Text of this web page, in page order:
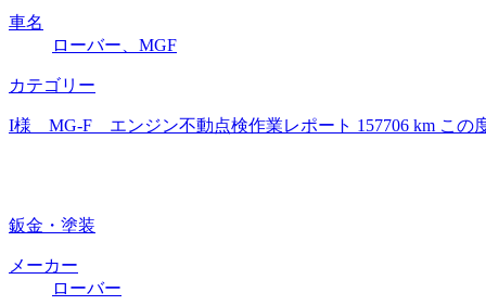
車名
ローバー、MGF
カテゴリー
I様 MG-F エンジン不動点検作業レポート 157706 km この
鈑金・塗装
メーカー
ローバー